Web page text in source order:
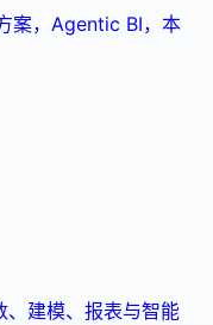
案，Agentic BI，本
、建模、报表与智能